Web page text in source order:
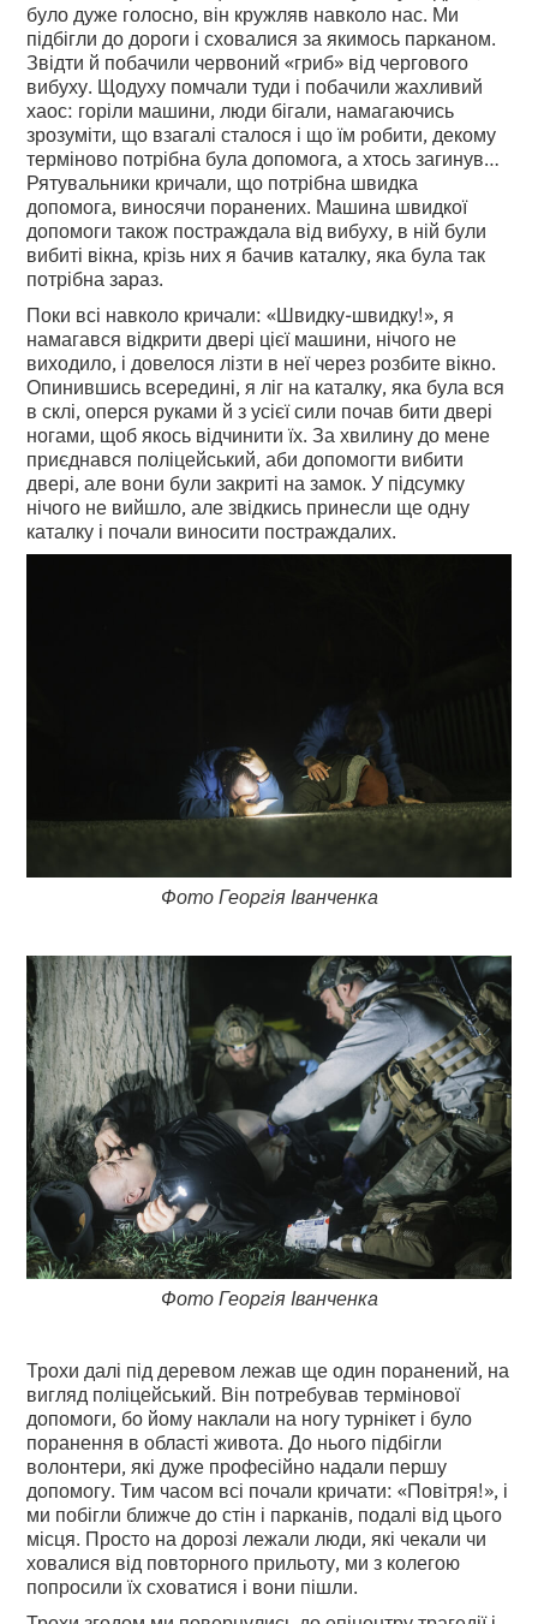
було дуже голосно, він кружляв навколо нас. Ми
підбігли до дороги і сховалися за якимось парканом.
Звідти й побачили червоний «гриб» від чергового
вибуху. Щодуху помчали туди і побачили жахливий
хаос: горіли машини, люди бігали, намагаючись
зрозуміти, що взагалі сталося і що їм робити, декому
терміново потрібна була допомога, а хтось загинув…
Рятувальники кричали, що потрібна швидка
допомога, виносячи поранених. Машина швидкої
допомоги також постраждала від вибуху, в ній були
вибиті вікна, крізь них я бачив каталку, яка була так
потрібна зараз.
Поки всі навколо кричали: «Швидку-швидку!», я
намагався відкрити двері цієї машини, нічого не
виходило, і довелося лізти в неї через розбите вікно.
Опинившись всередині, я ліг на каталку, яка була вся
в склі, оперся руками й з усієї сили почав бити двері
ногами, щоб якось відчинити їх. За хвилину до мене
приєднався поліцейський, аби допомогти вибити
двері, але вони були закриті на замок. У підсумку
нічого не вийшло, але звідкись принесли ще одну
каталку і почали виносити постраждалих.
Фото Георгія Іванченка
Фото Георгія Іванченка
Трохи далі під деревом лежав ще один поранений, на
вигляд поліцейський. Він потребував термінової
допомоги, бо йому наклали на ногу турнікет і було
поранення в області живота. До нього підбігли
волонтери, які дуже професійно надали першу
допомогу. Тим часом всі почали кричати: «Повітря!», і
ми побігли ближче до стін і парканів, подалі від цього
місця. Просто на дорозі лежали люди, які чекали чи
ховалися від повторного прильоту, ми з колегою
попросили їх сховатися і вони пішли.